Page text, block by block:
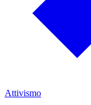
Attivismo